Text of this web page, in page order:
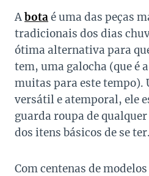
Abotaé uma das peças
tradicionais dos dias
ótima alternativa para
tem, uma galocha (que é
muitas para este tempo).
versátil e atemporal, ele
guarda roupa de
dos itens básicos de se ter.
Com centenas de